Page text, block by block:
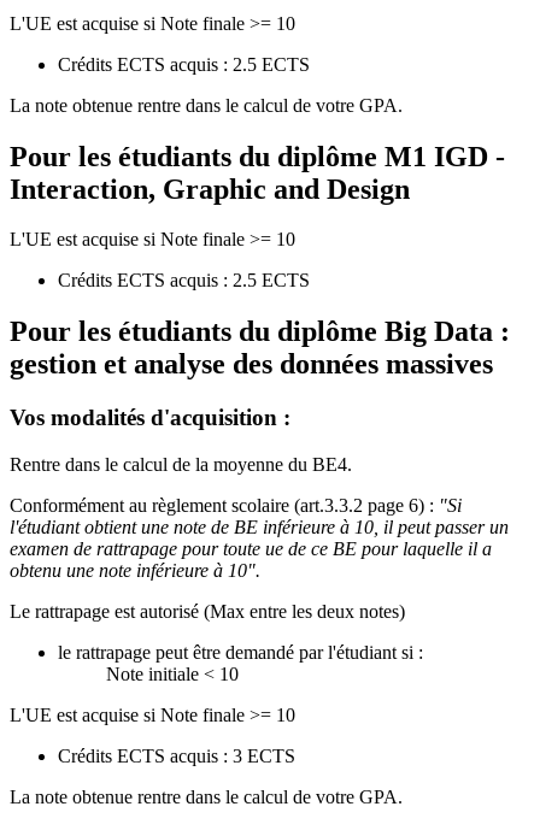
L'UE est acquise si Note finale >= 10
Crédits ECTS acquis : 2.5 ECTS
La note obtenue rentre dans le calcul de votre GPA.
Pour les étudiants du diplôme M1 IGD -
Interaction, Graphic and Design
L'UE est acquise si Note finale >= 10
Crédits ECTS acquis : 2.5 ECTS
Pour les étudiants du diplôme Big Data :
gestion et analyse des données massives
Vos modalités d'acquisition :
Rentre dans le calcul de la moyenne du BE4.
Conformément au règlement scolaire (art.3.3.2 page 6) : "Si
l'étudiant obtient une note de BE inférieure à 10, il peut passer un
examen de rattrapage pour toute ue de ce BE pour laquelle il a
obtenu une note inférieure à 10".
Le rattrapage est autorisé (Max entre les deux notes)
le rattrapage peut être demandé par l'étudiant si :
Note initiale < 10
L'UE est acquise si Note finale >= 10
Crédits ECTS acquis : 3 ECTS
La note obtenue rentre dans le calcul de votre GPA.